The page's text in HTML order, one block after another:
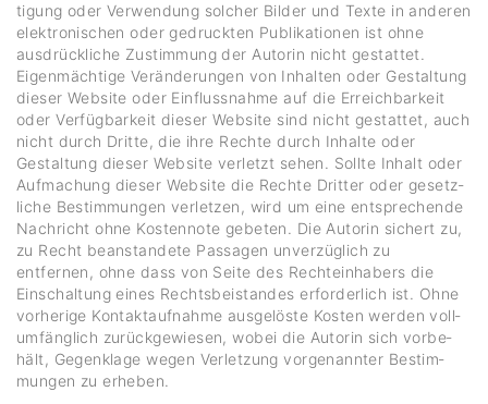
ti­gung oder Verwen­dung solcher Bilder und Texte in anderen
elek­tro­ni­schen oder gedruckten Publi­ka­tionen ist ohne
ausdrück­liche Zustim­mung der Autorin nicht gestattet.
Eigen­mäch­tige Verän­de­rungen von Inhalten oder Gestal­tung
dieser Website oder Einfluss­nahme auf die Erreich­bar­keit
oder Verfüg­bar­keit dieser Website sind nicht gestattet, auch
nicht durch Dritte, die ihre Rechte durch Inhalte oder
Gestal­tung dieser Website verletzt sehen. Sollte Inhalt oder
Aufma­chung dieser Website die Rechte Dritter oder gesetz­
liche Bestim­mungen verletzen, wird um eine entspre­chende
Nach­richt ohne Kosten­note gebeten. Die Autorin sichert zu,
zu Recht bean­stan­dete Passagen unver­züg­lich zu
entfernen, ohne dass von Seite des Rech­te­inha­bers die
Einschal­tung eines Rechts­bei­standes erfor­der­lich ist. Ohne
vorhe­rige Kontakt­auf­nahme ausge­löste Kosten werden voll­
um­fäng­lich zurück­ge­wiesen, wobei die Autorin sich vorbe­
hält, Gegen­klage wegen Verlet­zung vorge­nannter Bestim­
mungen zu erheben.